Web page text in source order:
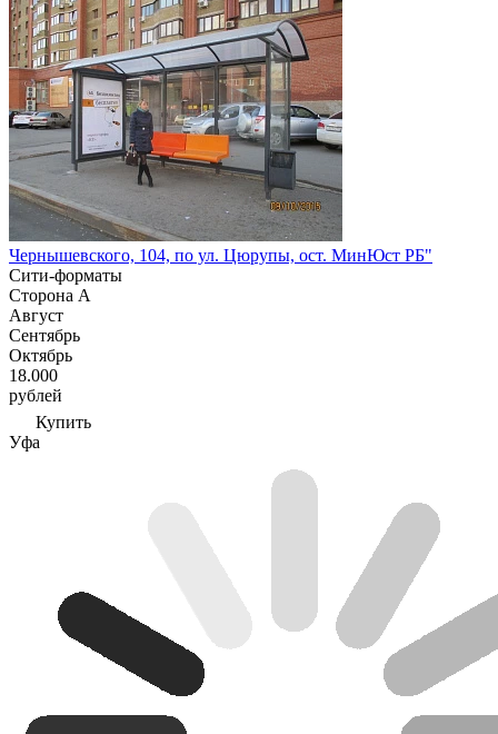
Чернышевского, 104, по ул. Цюрупы, ост. МинЮст РБ"
Сити-форматы
Сторона А
Август
Сентябрь
Октябрь
18.000
рублей
Купить
Уфа